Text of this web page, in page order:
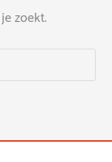
zoekt.